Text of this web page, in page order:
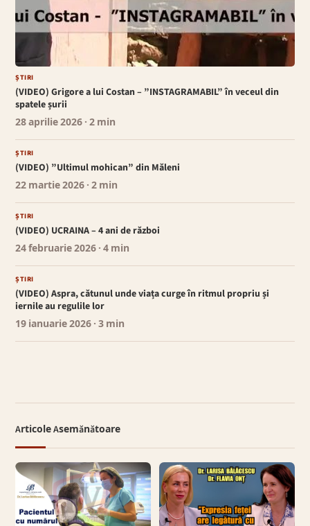
ȘTIRI
(VIDEO) Grigore a lui Costan – ”INSTAGRAMABIL” în veceul din
spatele șurii
28 aprilie 2026 · 2 min
ȘTIRI
(VIDEO) ”Ultimul mohican” din Măleni
22 martie 2026 · 2 min
ȘTIRI
(VIDEO) UCRAINA – 4 ani de război
24 februarie 2026 · 4 min
ȘTIRI
(VIDEO) Aspra, cătunul unde viața curge în ritmul propriu și
iernile au regulile lor
19 ianuarie 2026 · 3 min
Articole Asemănătoare